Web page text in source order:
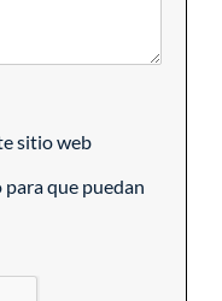
sitio web
que puedan